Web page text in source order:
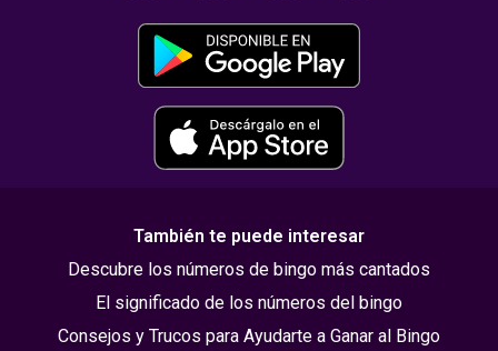
También te puede interesar
Descubre los números de bingo más cantados
El significado de los números del bingo
Consejos y Trucos para Ayudarte a Ganar al Bingo